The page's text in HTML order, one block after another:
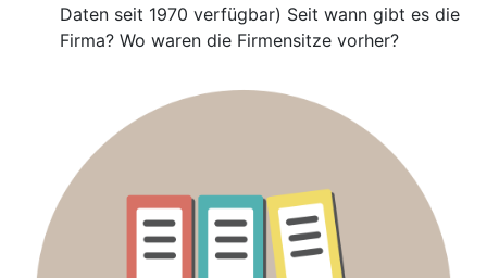
Daten seit 1970 verfügbar) Seit wann gibt es die
Firma? Wo waren die Firmensitze vorher?